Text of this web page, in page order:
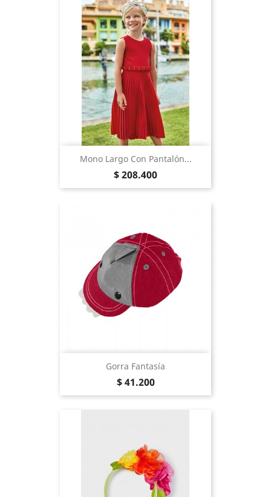
Mono Largo Con Pantalón...
Precio
$ 208.400
Gorra Fantasía
Precio
$ 41.200